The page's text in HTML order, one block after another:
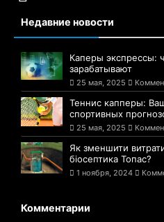
Недавние новости
Каперы экспрессы:
зарабатывают
25 мая, 2025
Теннис капперы:
спортивных
25 мая, 2025
Як зменшити
біосептика Топас?
1 ноября, 2024
Комментарии